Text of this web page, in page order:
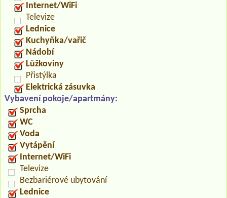
Internet/WiFi
Televize
Lednice
Kuchyňka/vařič
Nádobí
Lůžkoviny
Přistýlka
Elektrická zásuvka
Vybavení pokoje/apartmány:
Sprcha
WC
Voda
Vytápění
Internet/WiFi
Televize
Bezbariérové ubytování
Lednice